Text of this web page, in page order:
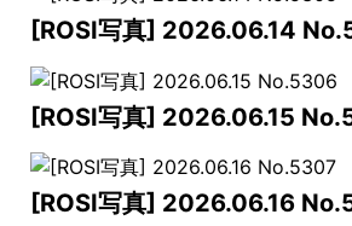
[ROSI写真] 2026.06.14
[ROSI写真] 2026.06.15
[ROSI写真] 2026.06.16